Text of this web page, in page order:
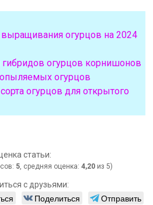
огурцов на 2024
гибридов огурцов корнишонов
огурцов
огурцов для открытого
статьи:
5, средняя оценка:4,20 из 5)
с друзьями:
Поделиться
Отправить